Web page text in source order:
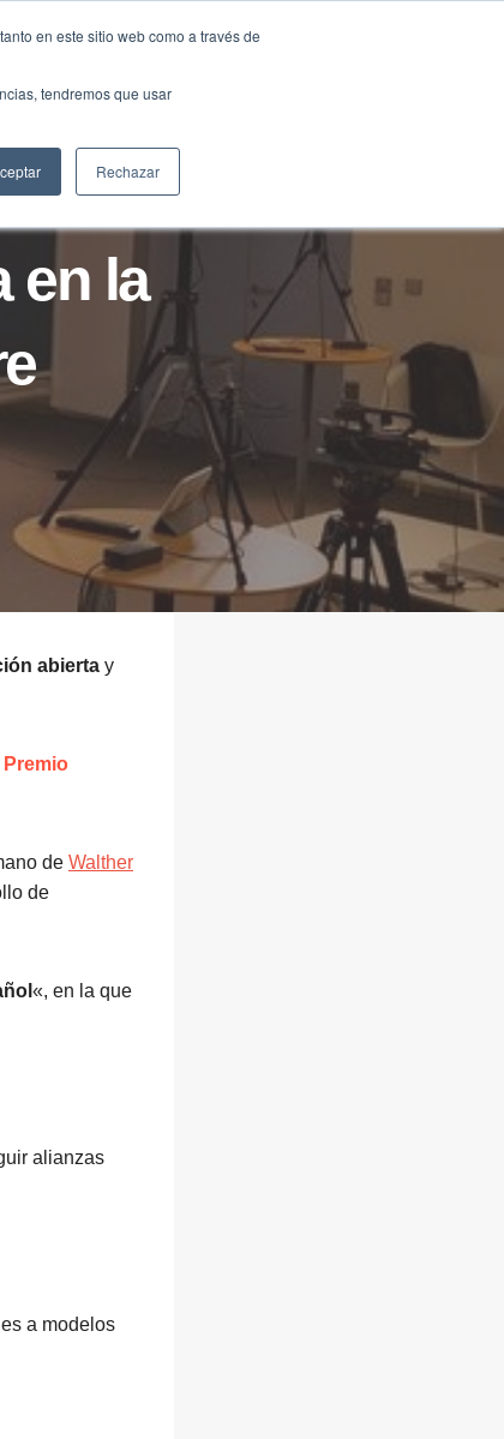
en este sitio web como a través de
tendremos que usar
Rechazar
en la
abierta y
Premio
de Walther
de
«, en la que
alianzas
a modelos